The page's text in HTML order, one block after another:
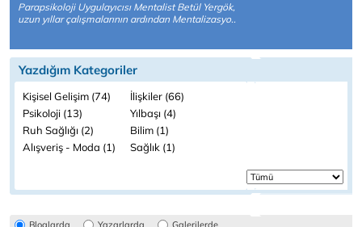
Parapsikoloji Uygulayıcısı Mentalist Betül Yergök,
uzun yıllar çalışmalarının ardından Mentalizasyo..
Yazdığım Kategoriler
Kişisel Gelişim (74)
İlişkiler (66)
Psikoloji (13)
Yılbaşı (4)
Ruh Sağlığı (2)
Bilim (1)
Alışveriş - Moda (1)
Sağlık (1)
Bloglarda Yazarlarda Galerilerde